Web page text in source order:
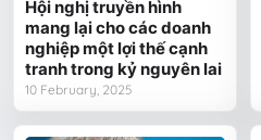
Hội nghị truyền hình
mang lại cho các doanh
nghiệp một lợi thế cạnh
tranh trong kỷ nguyên lai
10 February, 2025